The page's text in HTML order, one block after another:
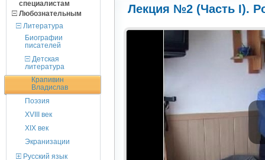
cпециалистам
Любознательным
Литература
Биографии
писателей
Детская
литература
Крапивин
Владислав
Поэзия
XVIII век
XIX век
Экранизации
Русский язык
Лекция №2 (Часть I).